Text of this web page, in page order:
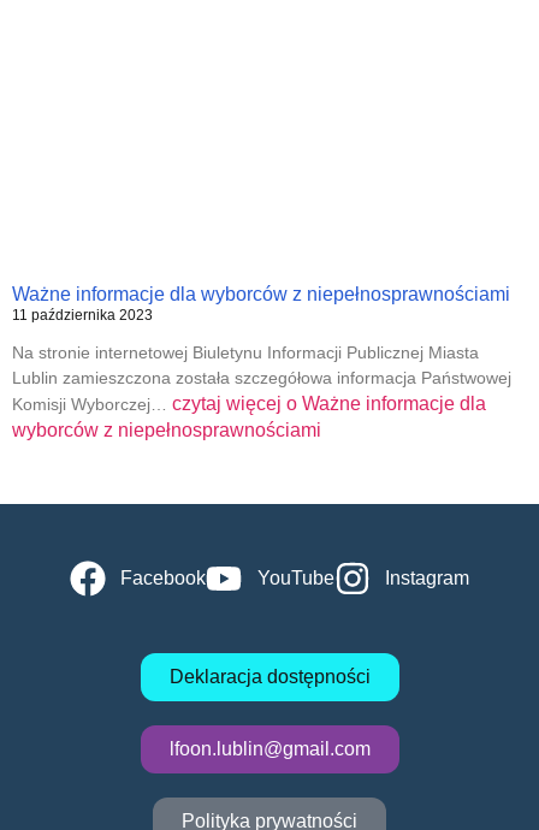
Ważne informacje dla wyborców z niepełnosprawnościami
11 października 2023
Na stronie internetowej Biuletynu Informacji Publicznej Miasta
Lublin zamieszczona została szczegółowa informacja Państwowej
Komisji Wyborczej… czytaj więcej o Ważne informacje dla
wyborców z niepełnosprawnościami
Facebook YouTube Instagram
Deklaracja dostępności
lfoon.lublin@gmail.com
Polityka prywatności